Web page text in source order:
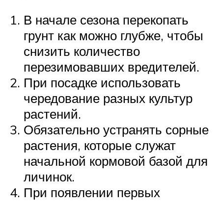
В начале сезона перекопать
грунт как можно глубже, чтобы
снизить количество
перезимовавших вредителей.
При посадке использовать
чередование разных культур
растений.
Обязательно устранять сорные
растения, которые служат
начальной кормовой базой для
личинок.
При появлении первых